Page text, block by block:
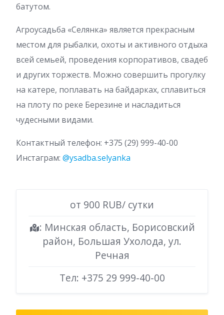
батутом.
Агроусадьба «Селянка» является прекрасным
местом для рыбалки, охоты и активного отдыха
всей семьей, проведения корпоративов, свадеб
и других торжеств. Можно совершить прогулку
на катере, поплавать на байдарках, сплавиться
на плоту по реке Березине и насладиться
чудесными видами.
Контактный телефон: +375 (29) 999-40-00
Инстаграм: @ysadba.selyanka
от 900 RUB/ сутки
: Минская область, Борисовский
район, Большая Ухолода, ул.
Речная
Тел: +375 29 999-40-00